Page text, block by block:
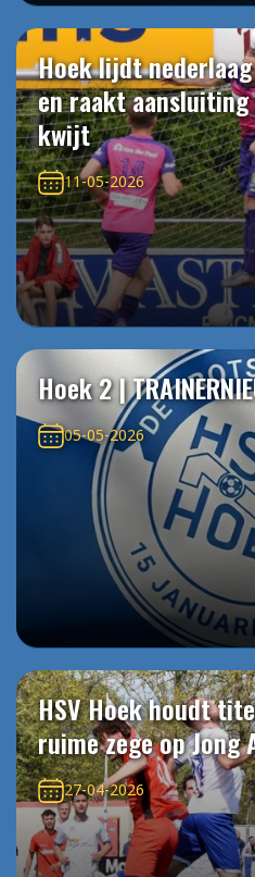
Hoek lijdt
en raakt
kwijt
11-05-2026
Hoek 2 |
05-05-2026
HSV Hoek houdt
ruime zege op Jong
27-04-2026